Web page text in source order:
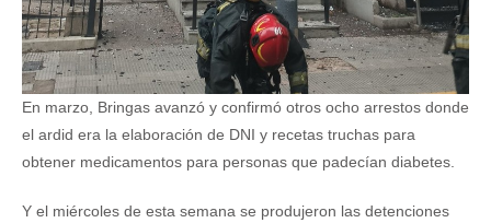
En marzo, Bringas avanzó y confirmó otros ocho arrestos donde
el ardid era la elaboración de DNI y recetas truchas para
obtener medicamentos para personas que padecían diabetes.
Y el miércoles de esta semana se produjeron las detenciones